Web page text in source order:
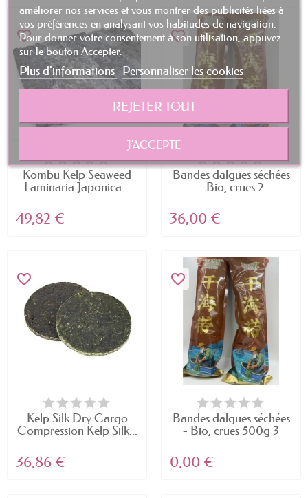
favorite_border
Kombu Kelp Seaweed
Laminaria Japonica...
49,82 €
favorite_border
Bandes dalgues séchées
- Bio, crues 2
36,00 €
favorite_border
Kelp Silk Dry Cargo
Compression Kelp Silk...
36,86 €
favorite_border
Bandes dalgues séchées
- Bio, crues 500g 3
0,00 €
améliorer nos services et vous montrer des publicités liées à
vos préférences en analysant vos habitudes de navigation.
Pour donner votre consentement à son utilisation, appuyez
sur le bouton Accepter.
Plus d'informations Personnaliser les cookies
REJETER TOUT
J'ACCEPTE